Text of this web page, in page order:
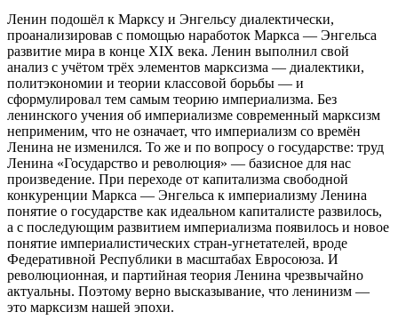
Ленин подошёл к Марксу и Энгельсу диалектически,
проанализировав с помощью наработок Маркса — Энгельса
развитие мира в конце XIX века. Ленин выполнил свой
анализ с учётом трёх элементов марксизма — диалектики,
политэкономии и теории классовой борьбы — и
сформулировал тем самым теорию империализма. Без
ленинского учения об империализме современный марксизм
неприменим, что не означает, что империализм со времён
Ленина не изменился. То же и по вопросу о государстве: труд
Ленина «Государство и революция» — базисное для нас
произведение. При переходе от капитализма свободной
конкуренции Маркса — Энгельса к империализму Ленина
понятие о государстве как идеальном капиталисте развилось,
а с последующим развитием империализма появилось и новое
понятие империалистических стран-угнетателей, вроде
Федеративной Республики в масштабах Евросоюза. И
революционная, и партийная теория Ленина чрезвычайно
актуальны. Поэтому верно высказывание, что ленинизм —
это марксизм нашей эпохи.